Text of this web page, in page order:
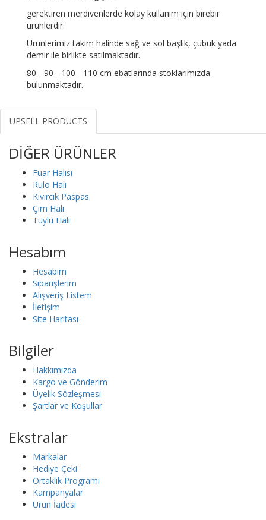
gerektiren merdivenlerde kolay kullanım için birebir
ürünlerdir.
Ürünlerimiz takım halinde sağ ve sol başlık, çubuk yada
demir ile birlikte satılmaktadır.
80 - 90 - 100 - 110 cm ebatlarında stoklarımızda
bulunmaktadır.
UPSELL PRODUCTS
DİĞER ÜRÜNLER
Fuar Halısı
Rulo Halı
Kıvırcık Paspas
Çim Halı
Tüylü Halı
Hesabım
Hesabım
Siparişlerim
Alışveriş Listem
İletişim
Site Haritası
Bilgiler
Hakkımızda
Kargo ve Gönderim
Üyelik Sözleşmesi
Şartlar ve Koşullar
Ekstralar
Markalar
Hediye Çeki
Ortaklık Programı
Kampanyalar
Ürün İadesi